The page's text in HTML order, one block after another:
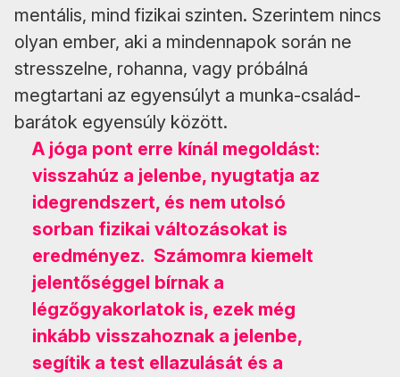
mentális, mind fizikai szinten. Szerintem nincs
olyan ember, aki a mindennapok során ne
stresszelne, rohanna, vagy próbálná
megtartani az egyensúlyt a munka-család-
barátok egyensúly között.
A jóga pont erre kínál megoldást:
visszahúz a jelenbe, nyugtatja az
idegrendszert, és nem utolsó
sorban fizikai változásokat is
eredményez. Számomra kiemelt
jelentőséggel bírnak a
légzőgyakorlatok is, ezek még
inkább visszahoznak a jelenbe,
segítik a test ellazulását és a